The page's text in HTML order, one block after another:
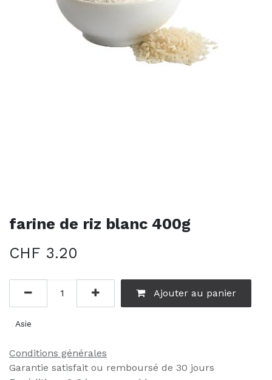
farine de riz blanc 400g
CHF 3.20
Ajouter au panier
Asie
Conditions générales
Garantie satisfait ou remboursé de 30 jours